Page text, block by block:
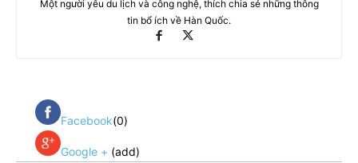
Một người yêu du lịch và công nghệ, thích chia sẻ những thông
tin bổ ích về Hàn Quốc.
Facebook(0)
Google + (add)